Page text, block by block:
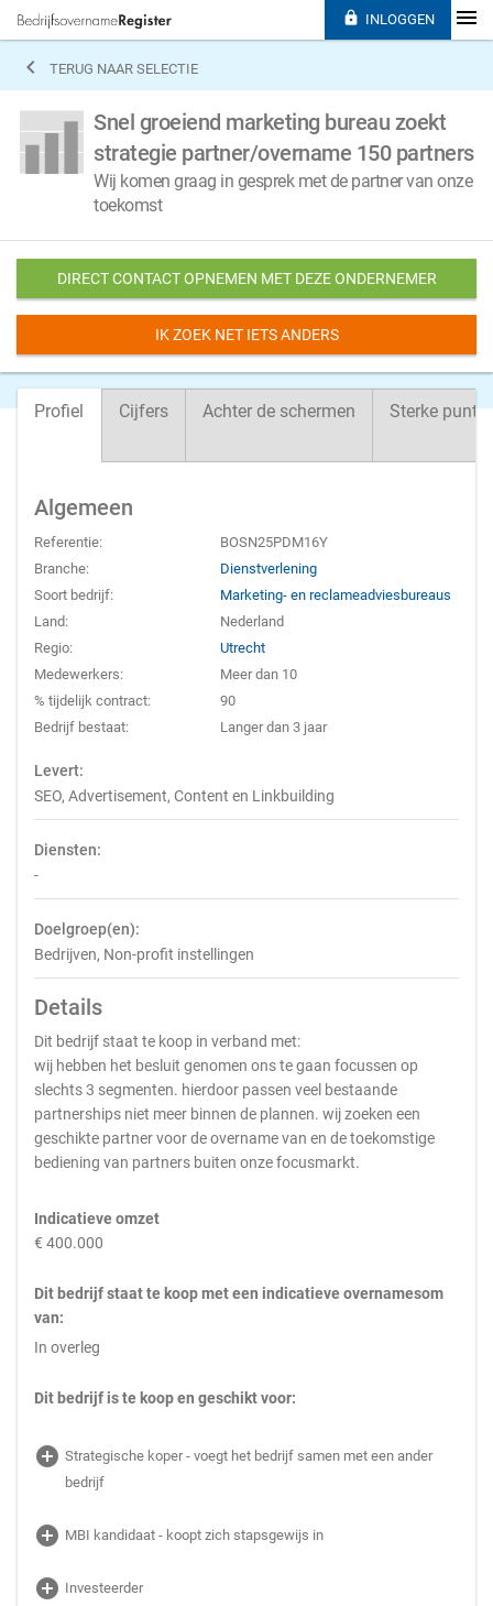
 TERUG NAAR SELECTIE
Snel groeiend marketing bureau zoekt
strategie partner/overname 150 partners
Wij komen graag in gesprek met de partner van onze
toekomst
DIRECT CONTACT OPNEMEN MET DEZE ONDERNEMER
IK ZOEK NET IETS ANDERS
Profiel Cijfers Achter de schermen Sterke
Algemeen
Referentie:
BOSN25PDM16Y
Branche:
Dienstverlening
Soort bedrijf:
Marketing- en reclameadviesbureaus
Land:
Nederland
Regio:
Utrecht
Medewerkers:
Meer dan 10
% tijdelijk contract:
90
Bedrijf bestaat:
Langer dan 3 jaar
Levert:
SEO, Advertisement, Content en Linkbuilding
Diensten:
-
Doelgroep(en):
Bedrijven, Non-profit instellingen
Details
Dit bedrijf staat te koop in verband met:
wij hebben het besluit genomen ons te gaan focussen op
slechts 3 segmenten. hierdoor passen veel bestaande
partnerships niet meer binnen de plannen. wij zoeken een
geschikte partner voor de overname van en de toekomstige
bediening van partners buiten onze focusmarkt.
Indicatieve omzet
€ 400.000
Dit bedrijf staat te koop met een indicatieve overnamesom
van:
In overleg
Dit bedrijf is te koop en geschikt voor:
add_circle Strategische koper - voegt het bedrijf samen met een ander
bedrijf
add_circle MBI kandidaat - koopt zich stapsgewijs in
add_circle Investeerder
 INLOGGEN